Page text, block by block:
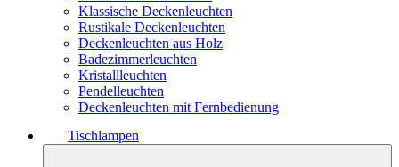
Klassische Deckenleuchten
Rustikale Deckenleuchten
Deckenleuchten aus Holz
Badezimmerleuchten
Kristallleuchten
Pendelleuchten
Deckenleuchten mit Fernbedienung
Tischlampen